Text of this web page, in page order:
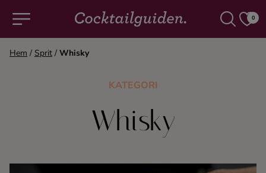
0
Alla cocktails & drinkar
Hem / Sprit / Whisky
KATEGORI
Whisky